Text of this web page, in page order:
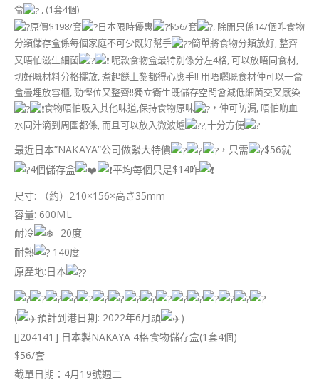
盒
, (1套4個)
原價$198/套
日本限時優惠 $56/套
, 除開只係14/個咋食物
分類儲存盒係每個家庭不可少既好幫手
簡單將食物分類放好, 整齊
又唔怕滋生細菌
呢款食物盒最特別係分左4格, 可以放唔同食材,
切好嘅材料分格擺放, 煮起餸上黎都得心應手!! 用唔曬嘅食材仲可以一盒
盒疊埋放雪櫃, 勁慳位又整齊!!獨立衛生既儲存空間會減低細菌交叉感染
食物唔怕吸入其他味道,保持食物原味
，仲可防漏, 唔怕啲血
水同汁滴到周圍都係, 而且可以放入微波爐
,十分方便
最近日本”NAKAYA”公司做緊大特價 ，只需
$56就
4個儲存盒
平均每個只是$14咋
尺寸: （約）210×156×高さ35mm
容量: 600ML
耐冷
-20度
耐熱
140度
原產地:日本
( 預計到港日期: 2022年6月頭
)
[J204141] 日本製NAKAYA 4格食物儲存盒(1套4個)
$56/套
截單日期：4月19號週二